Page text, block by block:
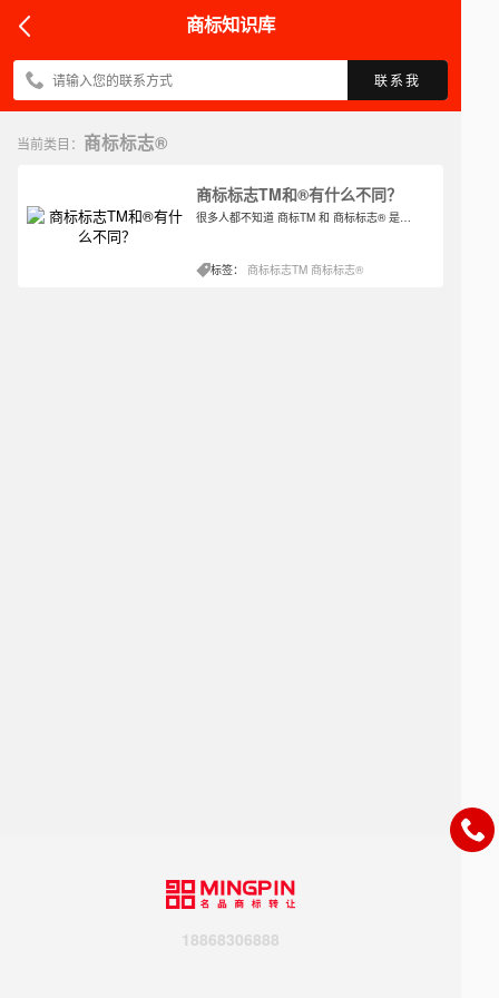
商标知识库
联系我
当前类目： 商标标志®
商标标志TM和®有什么不同？
​很多人都不知道 商标TM 和 商标标志® 是区别，今天小编就和大家说说这个有什么不同。
标签：商标标志TM 商标标志®
18868306888